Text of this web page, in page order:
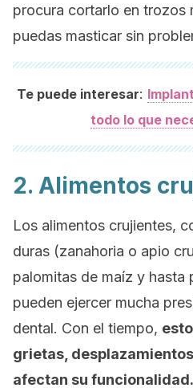
procura cortarlo en trozos
puedas masticar sin
Te puede interesar:
todo lo que
2. Alimentos
Los alimentos crujientes,
duras (zanahoria o apio
palomitas de maíz y hasta
pueden ejercer mucha
dental. Con el tiempo,
grietas,
afectan su funcionalidad.